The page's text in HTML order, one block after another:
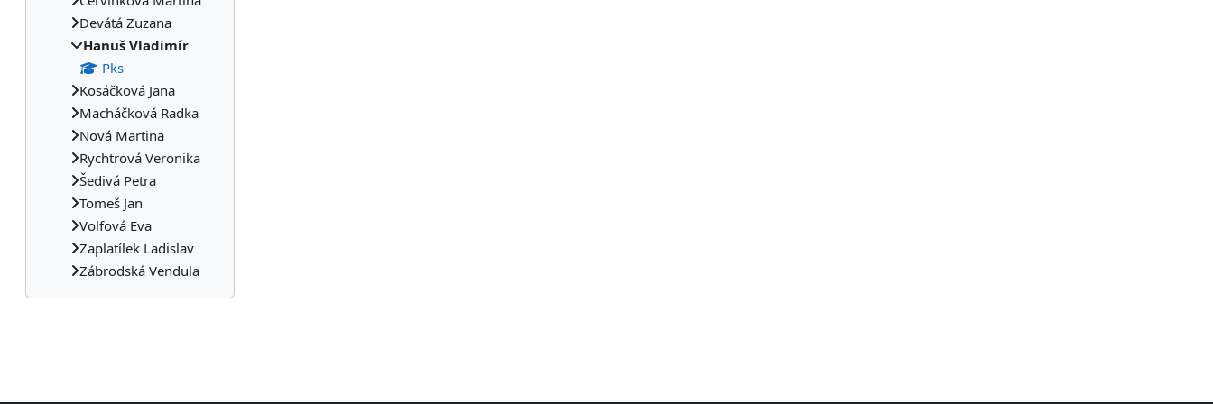
Devátá Zuzana
Hanuš Vladimír
Pks
Kosáčková Jana
Macháčková Radka
Nová Martina
Rychtrová Veronika
Šedivá Petra
Tomeš Jan
Volfová Eva
Zaplatílek Ladislav
Zábrodská Vendula